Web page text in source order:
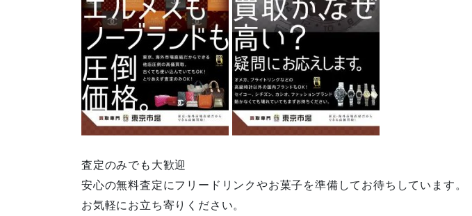
査定のみでも大歓迎
安心の無料査定にフリードリンクやお菓子を準備してお待ちしています。
お気軽にお立ち寄りください。